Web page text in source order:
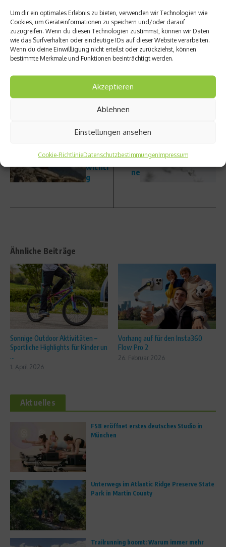
Um dir ein optimales Erlebnis zu bieten, verwenden wir Technologien wie
Cookies, um Geräteinformationen zu speichern und/oder darauf
zuzugreifen. Wenn du diesen Technologien zustimmst, können wir Daten
wie das Surfverhalten oder eindeutige IDs auf dieser Website verarbeiten.
Wenn du deine Einwillligung nicht erteilst oder zurückziehst, können
bestimmte Merkmale und Funktionen beeinträchtigt werden.
Akzeptieren
Ablehnen
Einstellungen ansehen
Cookie-RichtlinieDatenschutzbestimmungenImpressum
vorheriger Beitrag
Hautkr
ebsvor
sorge
tler
ders
wichti
g
Nächster Beitrag
Schanz
g – Eric
ls
ne
Ähnliche Beiträge
Sonnige Outdoor Aktivitäten –
Sportliche Highlights für Kinder un
...
1. April 2026
Vorhang auf für den Insta360
Flow Pro 2
26. Februar 2026
Aktuelles
FS8 eröffnet erstes deutsches Studio in
München
Unterwegs im Atlantic Ridge Preserve State
Park in Martin County
Trailrunning boomt: Warum immer mehr